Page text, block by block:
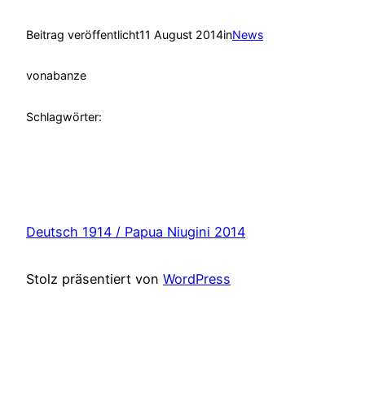
Beitrag veröffentlicht11 August 2014inNews
vonabanze
Schlagwörter:
Deutsch 1914 / Papua Niugini 2014
Stolz präsentiert von WordPress